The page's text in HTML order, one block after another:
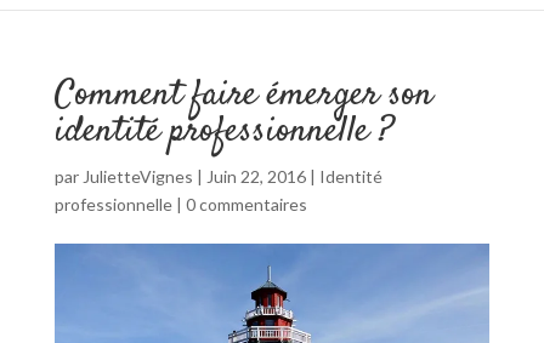
Comment faire émerger son
identité professionnelle ?
par JulietteVignes | Juin 22, 2016| Identité
professionnelle| 0 commentaires